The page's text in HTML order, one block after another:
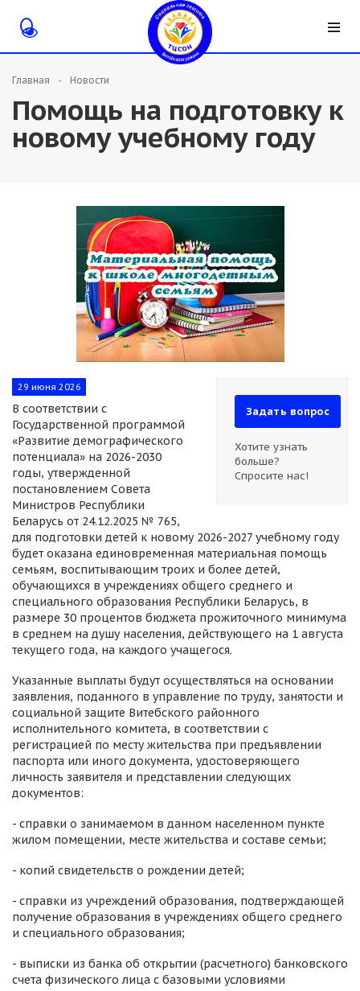
Главная Новости
Помощь на подготовку к
новому учебному году
Задать вопрос
Хотите узнать
больше?
Спросите нас!
29 июня 2026
В соответствии с
Государственной программой
«Развитие демографического
потенциала» на 2026-2030
годы, утвержденной
постановлением Совета
Министров Республики
Беларусь от 24.12.2025 № 765,
для подготовки детей к новому 2026-2027 учебному году
будет оказана единовременная материальная помощь
семьям, воспитывающим троих и более детей,
обучающихся в учреждениях общего среднего и
специального образования Республики Беларусь, в
размере 30 процентов бюджета прожиточного минимума
в среднем на душу населения, действующего на 1 августа
текущего года, на каждого учащегося.
Указанные выплаты будут осуществляться на основании
заявления, поданного в управление по труду, занятости и
социальной защите Витебского районного
исполнительного комитета, в соответствии с
регистрацией по месту жительства при предъявлении
паспорта или иного документа, удостоверяющего
личность заявителя и представлении следующих
документов:
- справки о занимаемом в данном населенном пункте
жилом помещении, месте жительства и составе семьи;
- копий свидетельств о рождении детей;
- справки из учреждений образования, подтверждающей
получение образования в учреждениях общего среднего
и специального образования;
- выписки из банка об открытии (расчетного) банковского
счета физического лица с базовыми условиями